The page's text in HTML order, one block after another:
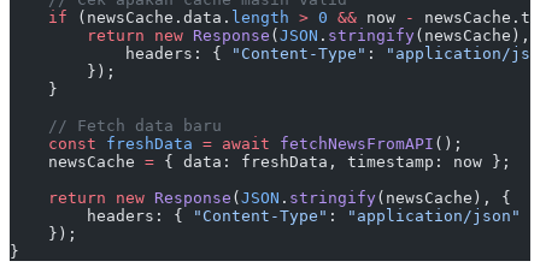
    if
(newsCache.data. length > 0 && now -
        return
new Response ( JSON . stringify
            headers: {
"Content-Type" :
"application/
        });
    }
    // Fetch data baru
    const
freshData = await fetchNewsFromAPI ();
    newsCache
= { data: freshData, timestamp: now };
    return
new Response ( JSON . stringify(newsCache), {
        headers: {
"Content-Type" : "application/json"
    });
}